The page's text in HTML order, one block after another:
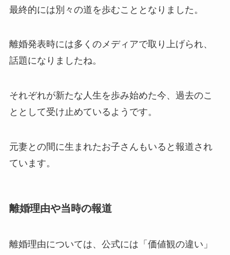
最終的には別々の道を歩むこととなりました。
離婚発表時には多くのメディアで取り上げられ、
話題になりましたね。
それぞれが新たな人生を歩み始めた今、過去のこ
ととして受け止めているようです。
元妻との間に生まれたお子さんもいると報道され
ています。
離婚理由や当時の報道
離婚理由については、公式には「価値観の違い」